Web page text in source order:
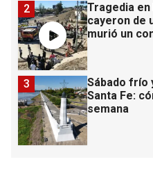
Tragedia
cayeron de
murió un
2
Sábado frío
Santa Fe:
semana
3